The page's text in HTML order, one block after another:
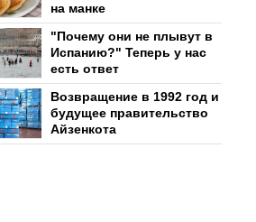
на манке
"Почему они не плывут в
Испанию?" Теперь у нас
есть ответ
Возвращение в 1992 год и
будущее правительство
Айзенкота